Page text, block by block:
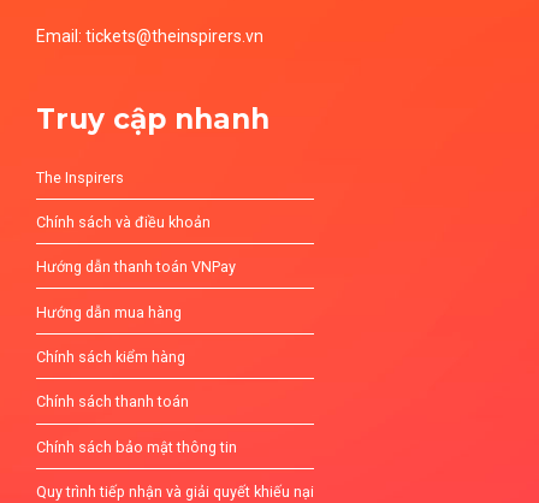
Email: tickets@theinspirers.vn
Truy cập nhanh
The Inspirers
Chính sách và điều khoản
Hướng dẫn thanh toán VNPay
Hướng dẫn mua hàng
Chính sách kiểm hàng
Chính sách thanh toán
Chính sách bảo mật thông tin
Quy trình tiếp nhận và giải quyết khiếu nại